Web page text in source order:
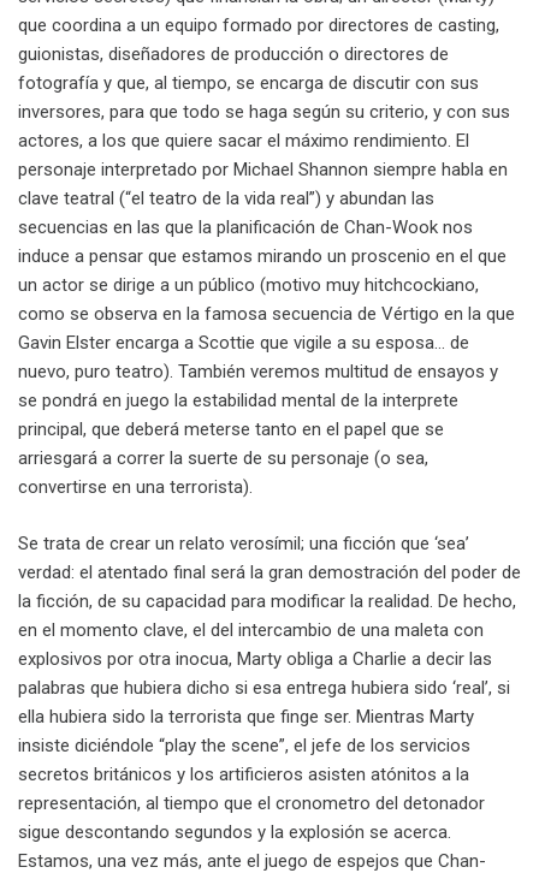
que coordina a un equipo formado por directores de casting,
guionistas, diseñadores de producción o directores de
fotografía y que, al tiempo, se encarga de discutir con sus
inversores, para que todo se haga según su criterio, y con sus
actores, a los que quiere sacar el máximo rendimiento. El
personaje interpretado por Michael Shannon siempre habla en
clave teatral (“el teatro de la vida real”) y abundan las
secuencias en las que la planificación de Chan-Wook nos
induce a pensar que estamos mirando un proscenio en el que
un actor se dirige a un público (motivo muy hitchcockiano,
como se observa en la famosa secuencia de Vértigo en la que
Gavin Elster encarga a Scottie que vigile a su esposa… de
nuevo, puro teatro). También veremos multitud de ensayos y
se pondrá en juego la estabilidad mental de la interprete
principal, que deberá meterse tanto en el papel que se
arriesgará a correr la suerte de su personaje (o sea,
convertirse en una terrorista).
Se trata de crear un relato verosímil; una ficción que ‘sea’
verdad: el atentado final será la gran demostración del poder de
la ficción, de su capacidad para modificar la realidad. De hecho,
en el momento clave, el del intercambio de una maleta con
explosivos por otra inocua, Marty obliga a Charlie a decir las
palabras que hubiera dicho si esa entrega hubiera sido ‘real’, si
ella hubiera sido la terrorista que finge ser. Mientras Marty
insiste diciéndole “play the scene”, el jefe de los servicios
secretos británicos y los artificieros asisten atónitos a la
representación, al tiempo que el cronometro del detonador
sigue descontando segundos y la explosión se acerca.
Estamos, una vez más, ante el juego de espejos que Chan-